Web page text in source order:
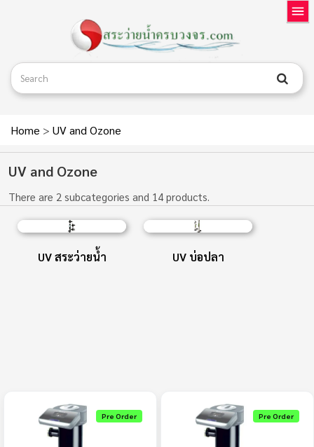
Home > UV and Ozone
UV and Ozone
There are 2 subcategories and 14 products.
UV สระว่ายน้ำ UV บ่อปลา
Pre Order Pre Order